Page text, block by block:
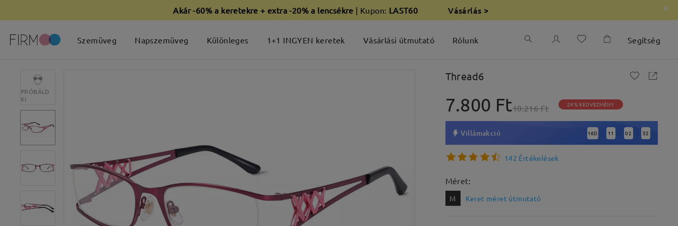
Akár -60% a keretekre + extra -20% a lencsékre | Kupon: LAST60 Vásárlás >
Szemüveg Napszemüveg Különleges 1+1 INGYEN keretek Vásárlási útmutató Rólunk Segítség
PRÓBÁLD
KI
Thread6
7.800 Ft10.216 Ft 24% KEDVEZMÉNY
Villámakció 16D : 11 : 02 : 51
142 Értékelések
Méret:
M Keret méret útmutató